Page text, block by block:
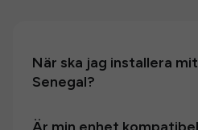
När ska jag installera
Senegal?